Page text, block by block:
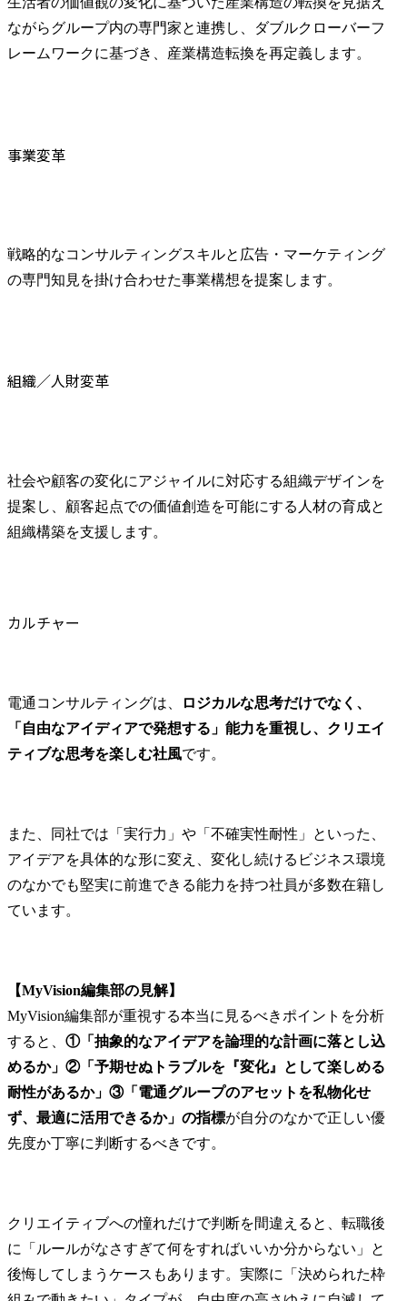
ながらグループ内の専門家と連携し、ダブルクローバーフ
レームワークに基づき、産業構造転換を再定義します。
事業変革
戦略的なコンサルティングスキルと広告・マーケティング
の専門知見を掛け合わせた事業構想を提案します。
組織／人財変革
社会や顧客の変化にアジャイルに対応する組織デザインを
提案し、顧客起点での価値創造を可能にする人材の育成と
組織構築を支援します。
カルチャー
電通コンサルティングは、
ロジカルな思考だけでなく、
「自由なアイディアで発想する」能力を重視し、クリエイ
ティブな思考を楽しむ社風です。
また、同社では「実行力」や「不確実性耐性」といった、
アイデアを具体的な形に変え、変化し続けるビジネス環境
のなかでも堅実に前進できる能力を持つ社員が多数在籍し
ています。
【MyVision編集部の見解】
MyVision編集部が重視する本当に見るべきポイントを分析
すると、 ①「抽象的なアイデアを論理的な計画に落とし込
めるか」②「予期せぬトラブルを『変化』として楽しめる
耐性があるか」③「電通グループのアセットを私物化せ
ず、最適に活用できるか」の指標が自分のなかで正しい優
先度か丁寧に判断するべきです。
クリエイティブへの憧れだけで判断を間違えると、転職後
に「ルールがなさすぎて何をすればいいか分からない」と
後悔してしまうケースもあります。実際に「決められた枠